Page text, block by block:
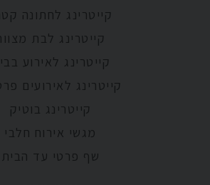
קייטרינג לחתונה
קייטרינג לבת
קייטרינג לאירוע
קייטרינג לאירועים
קייטרינג בוטיק
מגשי אירוח חלבי
שף פרטי עד הבית